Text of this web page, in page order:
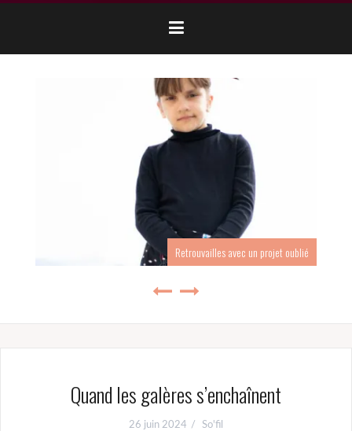
Ma chemise Kolbert de Melle Malabar
Quand les galères s’enchaînent
26 juin 2024 So'fil